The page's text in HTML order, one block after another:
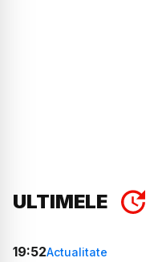
ULTIMELE
19:52Actualitate